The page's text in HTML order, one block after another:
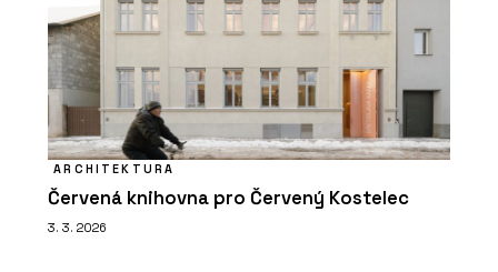
ARCHITEKTURA
Červená knihovna pro Červený Kostelec
3. 3. 2026